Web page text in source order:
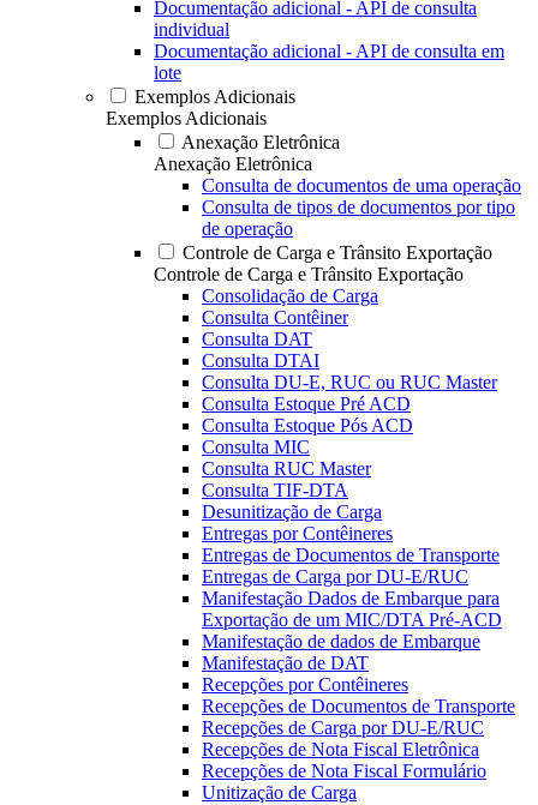
Documentação adicional - API de consulta
individual
Documentação adicional - API de consulta em
lote
Exemplos Adicionais
Exemplos Adicionais
Anexação Eletrônica
Anexação Eletrônica
Consulta de documentos de uma operação
Consulta de tipos de documentos por tipo
de operação
Controle de Carga e Trânsito Exportação
Controle de Carga e Trânsito Exportação
Consolidação de Carga
Consulta Contêiner
Consulta DAT
Consulta DTAI
Consulta DU-E, RUC ou RUC Master
Consulta Estoque Pré ACD
Consulta Estoque Pós ACD
Consulta MIC
Consulta RUC Master
Consulta TIF-DTA
Desunitização de Carga
Entregas por Contêineres
Entregas de Documentos de Transporte
Entregas de Carga por DU-E/RUC
Manifestação Dados de Embarque para
Exportação de um MIC/DTA Pré-ACD
Manifestação de dados de Embarque
Manifestação de DAT
Recepções por Contêineres
Recepções de Documentos de Transporte
Recepções de Carga por DU-E/RUC
Recepções de Nota Fiscal Eletrônica
Recepções de Nota Fiscal Formulário
Unitização de Carga